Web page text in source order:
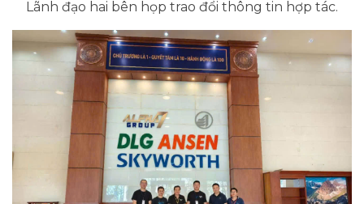
Lãnh đạo hai bên họp trao đổi thông tin hợp tác.